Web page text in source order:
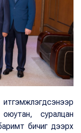
суралцан
бичиг дээрх